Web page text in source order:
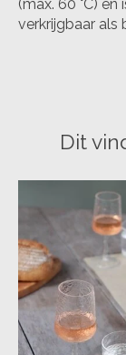
(max. 60 °C)
verkrijgbaar als
Dit
Items van